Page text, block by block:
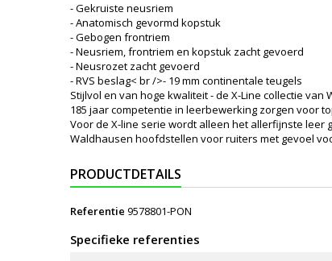
- Gekruiste neusriem
- Anatomisch gevormd kopstuk
- Gebogen frontriem
- Neusriem, frontriem en kopstuk zacht gevoerd
- Neusrozet zacht gevoerd
- RVS beslag< br />- 19 mm continentale teugels
Stijlvol en van hoge kwaliteit - de X-Line collectie van
185 jaar competentie in leerbewerking zorgen voor
Voor de X-line serie wordt alleen het allerfijnste
Waldhausen hoofdstellen voor ruiters met gevoel
PRODUCTDETAILS
Referentie 9578801-PON
Specifieke referenties